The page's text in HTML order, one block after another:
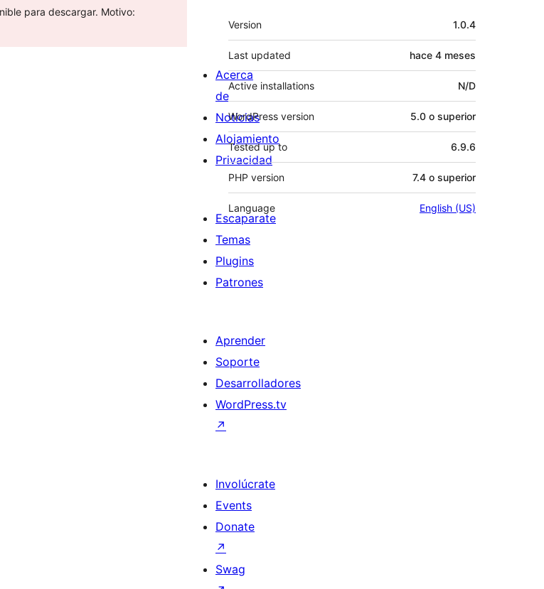
para descargar. Motivo:
Meta
Version 1.0.4
Last updated hace 4 meses
Active installations N/D
WordPress version 5.0 o superior
Tested up to 6.9.6
PHP version 7.4 o superior
Language English (US)
Acerca
de
Noticias
Alojamiento
Privacidad
Escaparate
Temas
Plugins
Patrones
Aprender
Soporte
Desarrolladores
WordPress.tv
↗
Involúcrate
Events
Donate
↗
Swag